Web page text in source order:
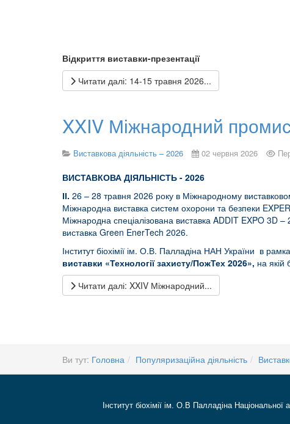
Відкриття виставки-презентації
Читати далі: 14-15 травня 2026...
XXIV Міжнародний
Виставкова діяльність – 2026 02 червня 2026
ВИСТАВКОВА ДІЯЛЬНІСТЬ - 2026
ІІ. 26 – 28 травня 2026 року в Міжнародному
Міжнародна виставка систем охорони та безпеки
Міжнародна спеціалізована виставка ADDIT EXPO
виставка Green EnerTech 2026.
Інститут біохімії ім. О.В. Палладіна НАН України в
виставки «Технології захисту/ПожТех 2026», на якій
Читати далі: XXIV Міжнародний...
Ви тут: Головна Популяризаційна діяльність
Інститут біохімії ім. О.В Палладіна